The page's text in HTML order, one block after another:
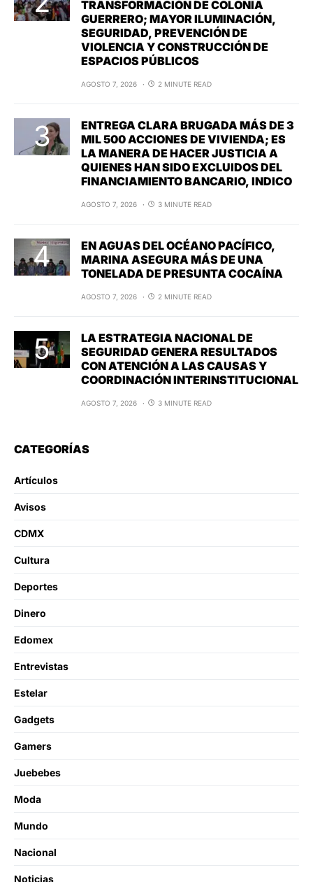
TRANSFORMACIÓN DE COLONIA
GUERRERO; MAYOR ILUMINACIÓN,
SEGURIDAD, PREVENCIÓN DE
VIOLENCIA Y CONSTRUCCIÓN DE
ESPACIOS PÚBLICOS
AGOSTO 7, 2026 2 MINUTE READ
ENTREGA CLARA BRUGADA MÁS DE 3
MIL 500 ACCIONES DE VIVIENDA; ES
LA MANERA DE HACER JUSTICIA A
QUIENES HAN SIDO EXCLUIDOS DEL
FINANCIAMIENTO BANCARIO, INDICO
AGOSTO 7, 2026 3 MINUTE READ
EN AGUAS DEL OCÉANO PACÍFICO,
MARINA ASEGURA MÁS DE UNA
TONELADA DE PRESUNTA COCAÍNA
AGOSTO 7, 2026 2 MINUTE READ
LA ESTRATEGIA NACIONAL DE
SEGURIDAD GENERA RESULTADOS
CON ATENCIÓN A LAS CAUSAS Y
COORDINACIÓN INTERINSTITUCIONAL
AGOSTO 7, 2026 3 MINUTE READ
CATEGORÍAS
Artículos
Avisos
CDMX
Cultura
Deportes
Dinero
Edomex
Entrevistas
Estelar
Gadgets
Gamers
Juebebes
Moda
Mundo
Nacional
Noticias